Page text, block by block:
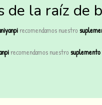
de la raíz de
recomendamos nuestro
recomendamos nuestrosuplemento